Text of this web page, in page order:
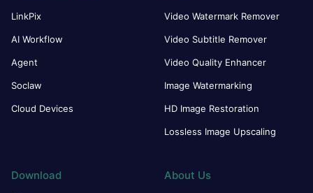
LinkPix
AI Workflow
Agent
Soclaw
Cloud Devices
Video Watermark Remover
Video Subtitle Remover
Video Quality Enhancer
Image Watermarking
HD Image Restoration
Lossless Image Upscaling
Download About Us